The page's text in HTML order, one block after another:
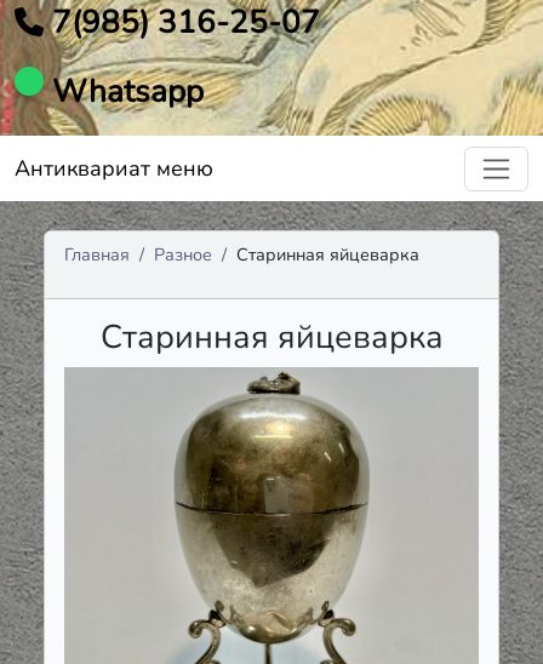
7(985) 316-25-07
Whatsapp
Антиквариат меню
Главная Разное Старинная яйцеварка
Старинная яйцеварка